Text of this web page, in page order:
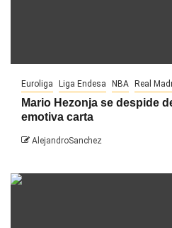
Euroliga Liga Endesa NBA Real
Mario Hezonja se despide
emotiva carta
AlejandroSanchez